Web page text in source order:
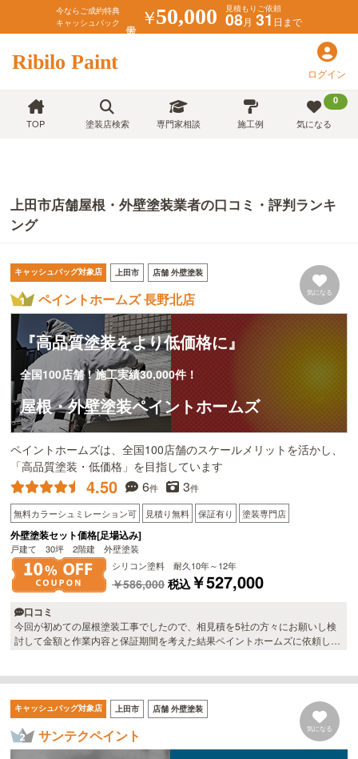
今ならご成約特典
キャッシュバック
￥50,000 見積もりご依頼
08月 31日まで
Ribilo Paint ログイン
TOP 塗装店検索 専門家相談 施工例
0
気になる
上田市店舗屋根・外壁塗装業者の口コミ・評判ランキ
ング
キャッシュバッグ対象店 上田市 店舗 外壁塗装
ペイントホームズ 長野北店 気になる
『高品質塗装をより低価格に』
全国100店舗！施工実績30,000件！
屋根・外壁塗装ペイントホームズ
ペイントホームズは、全国100店舗のスケールメリットを活かし、
「高品質塗装・低価格」を目指しています
4.50 6件 3件
無料カラーシュミレーション可 見積り無料 保証有り 塗装専門店
外壁塗装セット価格[足場込み]
戸建て 30坪 2階建 外壁塗装
シリコン塗料 耐久10年～12年
￥586,000 税込￥527,000
口コミ
今回が初めての屋根塗装工事でしたので、相見積を5社の方々にお願いし検
討して金額と作業内容と保証期間を考えた結果ペイントホームズに依頼しま
黙々と仕事をされており、帰る前には本日の作業について毎回説明してくれ
るので良かったです。 屋根は見違えるほど綺麗になり、気になっていた雨漏
れも止まった様子。 アフターフォローもしてもらえるとのことで助かりま
す。 また機会があればよろしくお願いします。
キャッシュバッグ対象店 上田市 店舗 外壁塗装
サンテクペイント 気になる